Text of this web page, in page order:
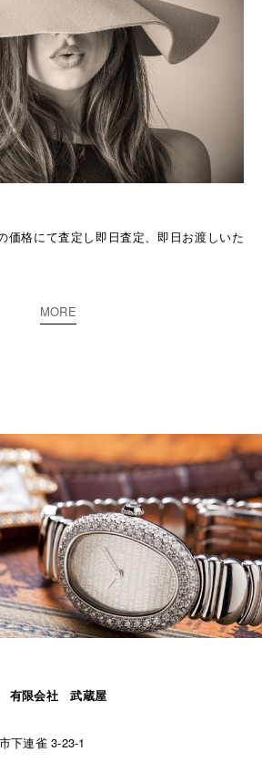
価格にて査定し即日査定、即日お渡しいた
MORE
有限会社 武蔵屋
下連雀 3-23-1